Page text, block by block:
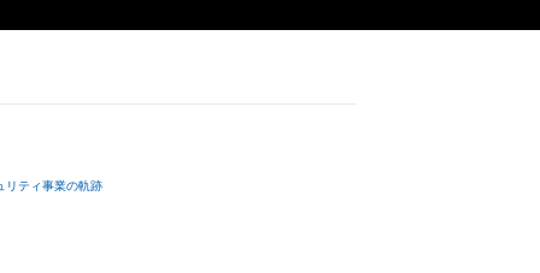
リティ事業の軌跡